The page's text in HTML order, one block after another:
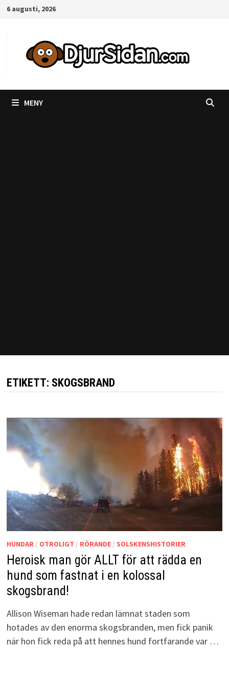
Hoppa
innehåll
6 augusti, 2026
MENY
ETIKETT: SKOGSBRAND
HUNDAR/ OTROLIGT / RÖRANDE/ SOLSKENSHISTORIER
Heroisk man gör ALLT för att rädda en
hund som fastnat i en kolossal
skogsbrand!
Allison Wiseman hade redan lämnat staden som
hotades av den enorma skogsbranden, men fick panik
när hon fick reda på att hennes hund fortfarande var …